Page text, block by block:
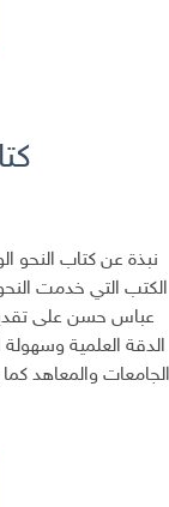
الكتب التي خدمت
عباس حسن على
الدقة العلمية